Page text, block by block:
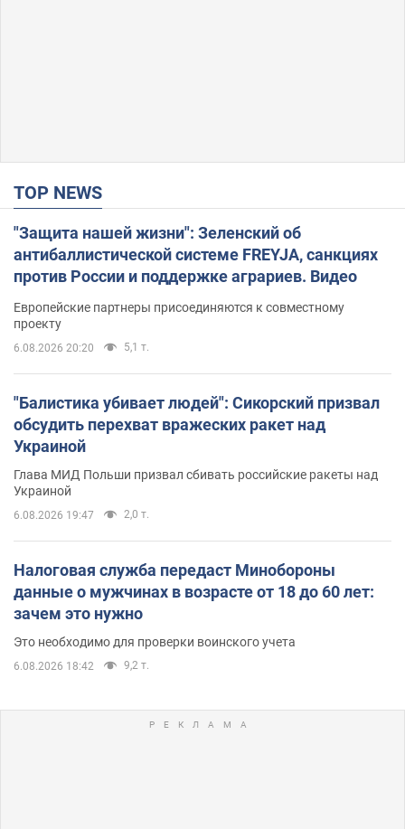
TOP NEWS
"Защита нашей жизни": Зеленский об
антибаллистической системе FREYJA, санкциях
против России и поддержке аграриев. Видео
Европейские партнеры присоединяются к совместному
проекту
6.08.2026 20:20 5,1 т.
"Балистика убивает людей": Сикорский призвал
обсудить перехват вражеских ракет над
Украиной
Глава МИД Польши призвал сбивать российские ракеты над
Украиной
6.08.2026 19:47 2,0 т.
Налоговая служба передаст Минобороны
данные о мужчинах в возрасте от 18 до 60 лет:
зачем это нужно
Это необходимо для проверки воинского учета
6.08.2026 18:42 9,2 т.